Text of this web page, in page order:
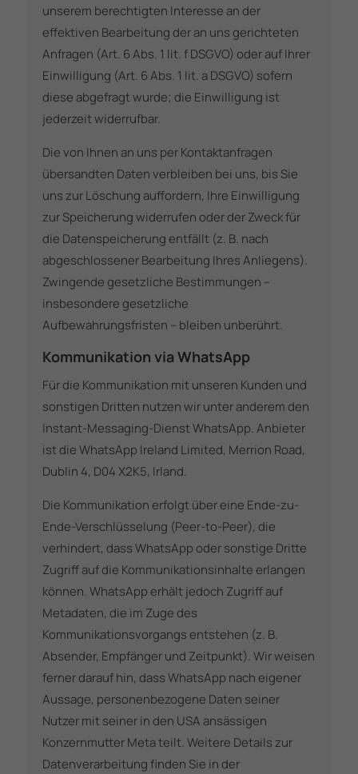
unserem berechtigten Interesse an der
effektiven Bearbeitung der an uns gerichteten
Anfragen (Art. 6 Abs. 1 lit. f DSGVO) oder auf Ihrer
Einwilligung (Art. 6 Abs. 1 lit. a DSGVO) sofern
diese abgefragt wurde; die Einwilligung ist
jederzeit widerrufbar.
Die von Ihnen an uns per Kontaktanfragen
übersandten Daten verbleiben bei uns, bis Sie
uns zur Löschung auffordern, Ihre Einwilligung
zur Speicherung widerrufen oder der Zweck für
die Datenspeicherung entfällt (z. B. nach
abgeschlossener Bearbeitung Ihres Anliegens).
Zwingende gesetzliche Bestimmungen –
insbesondere gesetzliche
Aufbewahrungsfristen – bleiben unberührt.
Kommunikation via WhatsApp
Für die Kommunikation mit unseren Kunden und
sonstigen Dritten nutzen wir unter anderem den
Instant-Messaging-Dienst WhatsApp. Anbieter
ist die WhatsApp Ireland Limited, Merrion Road,
Dublin 4, D04 X2K5, Irland.
Die Kommunikation erfolgt über eine Ende-zu-
Ende-Verschlüsselung (Peer-to-Peer), die
verhindert, dass WhatsApp oder sonstige Dritte
Zugriff auf die Kommunikationsinhalte erlangen
können. WhatsApp erhält jedoch Zugriff auf
Metadaten, die im Zuge des
Kommunikationsvorgangs entstehen (z. B.
Absender, Empfänger und Zeitpunkt). Wir weisen
ferner darauf hin, dass WhatsApp nach eigener
Aussage, personenbezogene Daten seiner
Nutzer mit seiner in den USA ansässigen
Konzernmutter Meta teilt. Weitere Details zur
Datenverarbeitung finden Sie in der